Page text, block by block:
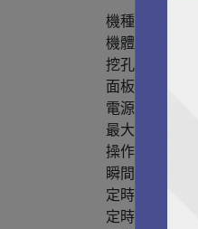
機種 EG2300G
機體尺寸(寬x
挖孔尺寸(寬x
面板材質
電源 220V/60Hz
最大消耗功率
操作方式 電
瞬間加熱功能
定時功能99分
定時設定熱效